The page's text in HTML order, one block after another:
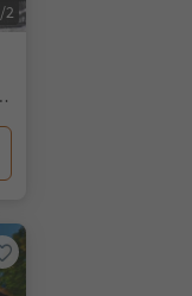
2
Region 3 Zinnen